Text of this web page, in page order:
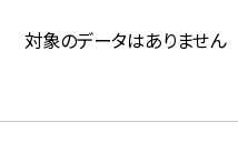
対象のデータはありません